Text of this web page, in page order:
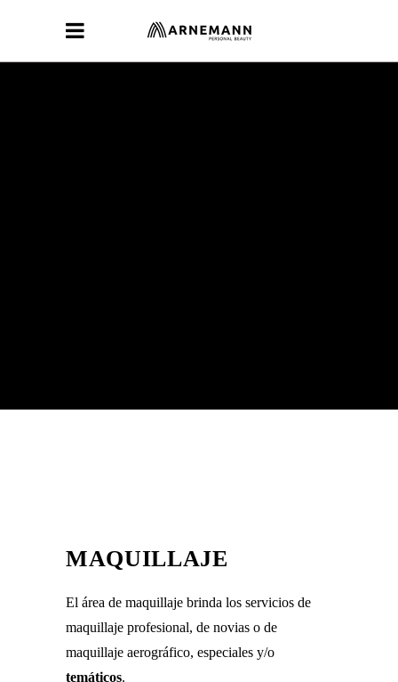
MAQUILLAJE
El área de maquillaje brinda los servicios de
maquillaje profesional, de novias o de
maquillaje aerográfico, especiales y/o
temáticos.